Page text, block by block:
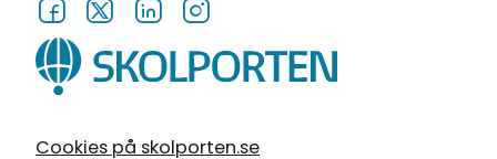
Cookies på skolporten.se